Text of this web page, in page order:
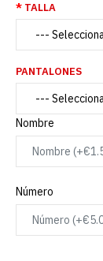
TALLA
PANTALONES
Nombre
Número